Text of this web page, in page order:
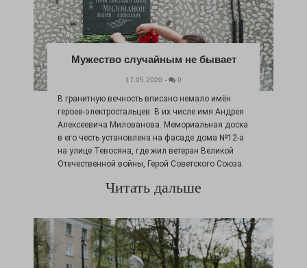
Мужество случайным не бывает
17.05.2020 - 0
В гранитную вечность вписано немало имён
героев-электростальцев. В их числе имя Андрея
Алексеевича Милованова. Мемориальная доска
в его честь установлена на фасаде дома №12-а
на улице Тевосяна, где жил ветеран Великой
Отечественной войны, Герой Советского Союза.
Читать дальше